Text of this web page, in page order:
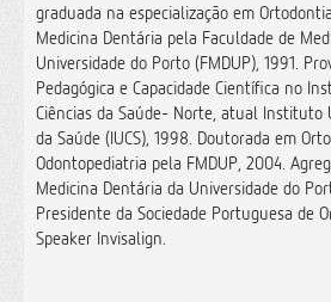
graduada na especialização em
Medicina Dentária pela Faculdade de
Universidade do Porto (FMDUP), 1991.
Pedagógica e Capacidade Científica no
Ciências da Saúde- Norte, atual Instituto
da Saúde (IUCS), 1998. Doutorada em
Odontopediatria pela FMDUP, 2004.
Medicina Dentária da Universidade do
Presidente da Sociedade Portuguesa de
Speaker Invisalign.